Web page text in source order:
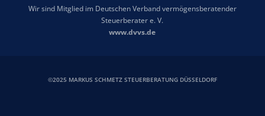
Wir sind Mitglied im Deutschen Verband vermögensberatender
Steuerberater e. V.
www.dvvs.de
©2025 MARKUS SCHMETZ STEUERBERATUNG DÜSSELDORF